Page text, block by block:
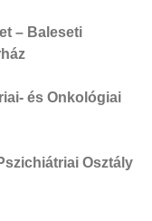
– Baleseti
és Onkológiai
Osztály